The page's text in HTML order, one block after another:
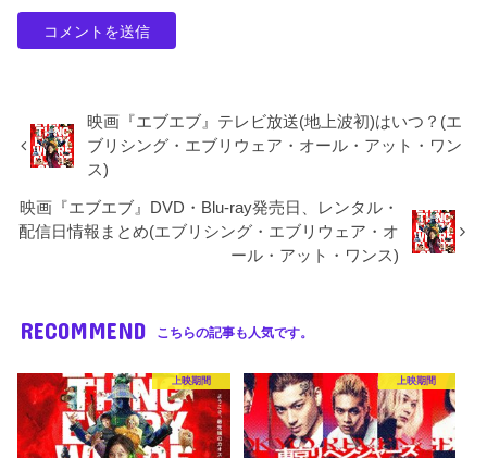
映画『エブエブ』テレビ放送(地上波初)はいつ？(エ
ブリシング・エブリウェア・オール・アット・ワン
ス)
映画『エブエブ』DVD・Blu-ray発売日、レンタル・
配信日情報まとめ(エブリシング・エブリウェア・オ
ール・アット・ワンス)
RECOMMEND こちらの記事も人気です。
上映期間 上映期間